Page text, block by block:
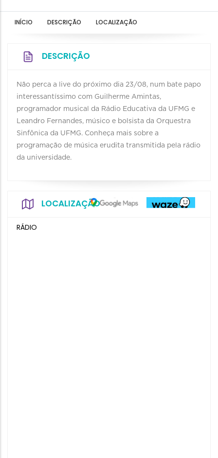
INÍCIO DESCRIÇÃO LOCALIZAÇÃO
DESCRIÇÃO
Não perca a live do próximo dia 23/08, num bate papo
interessantíssimo com Guilherme Amintas,
programador musical da Rádio Educativa da UFMG e
Leandro Fernandes, músico e bolsista da Orquestra
Sinfônica da UFMG. Conheça mais sobre a
programação de música erudita transmitida pela rádio
da universidade.
LOCALIZAÇÃO
RÁDIO